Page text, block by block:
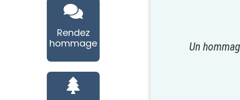
Rendez
hommage
Un